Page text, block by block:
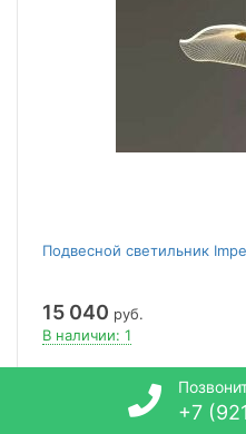
Подвесной светильник
15 040 руб.
В наличии: 1
+7